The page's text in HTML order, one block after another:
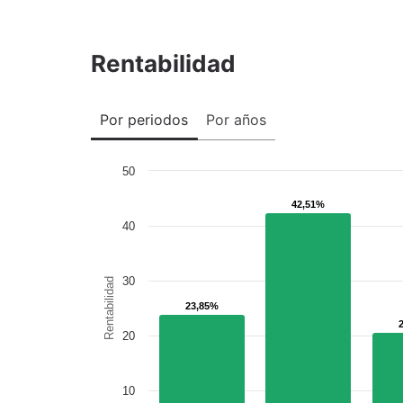
Rentabilidad
Por periodos Por años
Rentabilidad 23,85%
23,85%
42,51%
42,51%
10
20
30
40
50